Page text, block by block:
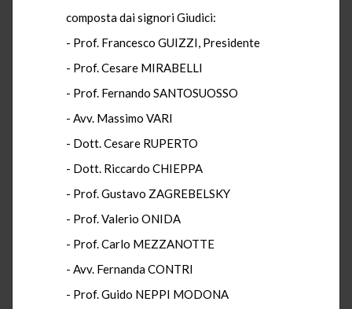
composta dai signori Giudici:
- Prof. Francesco GUIZZI, Presidente
- Prof. Cesare MIRABELLI
- Prof. Fernando SANTOSUOSSO
- Avv. Massimo VARI
- Dott. Cesare RUPERTO
- Dott. Riccardo CHIEPPA
- Prof. Gustavo ZAGREBELSKY
- Prof. Valerio ONIDA
- Prof. Carlo MEZZANOTTE
- Avv. Fernanda CONTRI
- Prof. Guido NEPPI MODONA